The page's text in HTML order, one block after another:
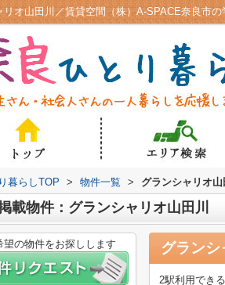
リオ山田川／賃貸空間（株）A-SPACE奈良市
暮らしTOP > 物件一覧 > グランシャリオ山
載物件：グランシャリオ山田川
グランシ
2駅利用でき
の物件をお探しします